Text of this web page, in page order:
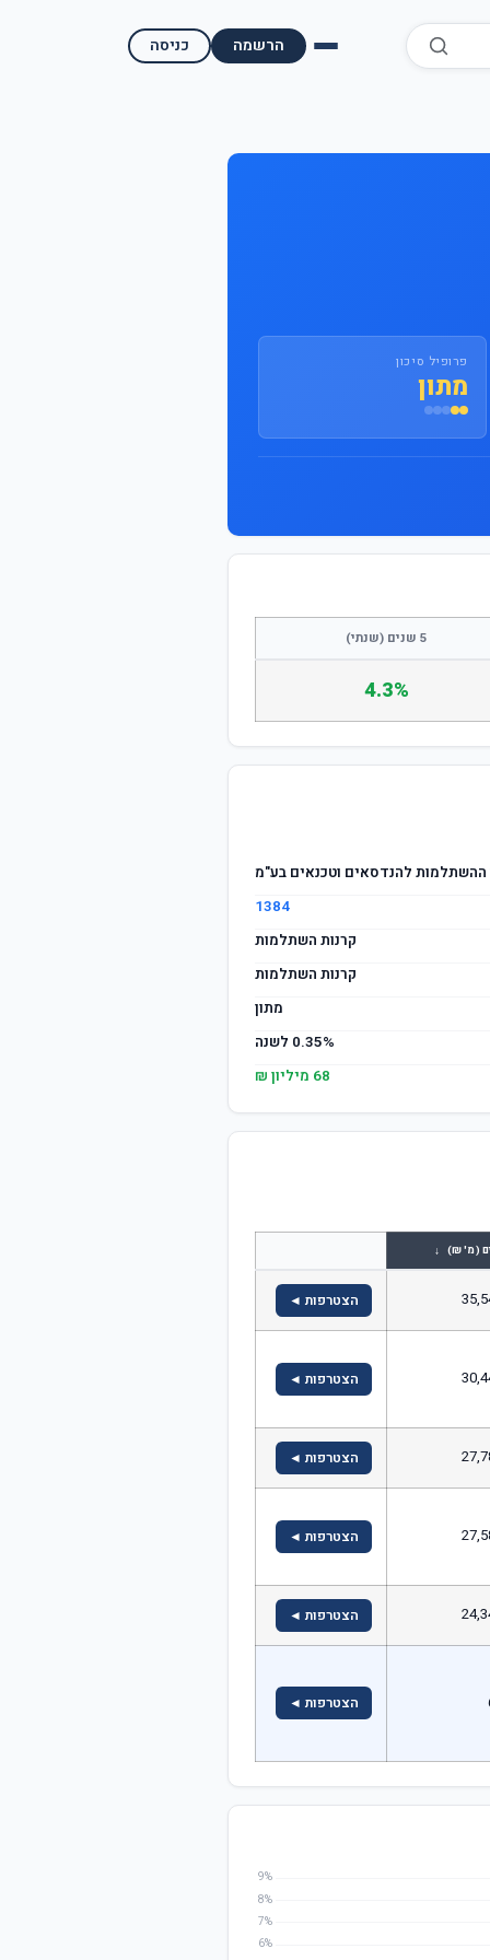
כניסה הרשמה
השוואת בתי השקעות למסחר עצמאי
אודות גמל טופ
פרופיל סיכון
מתון
5 שנים (שנתי)
4.3%
ההשתלמות להנדסאים וטכנאים בע"מ
1384
קרנות השתלמות
קרנות השתלמות
מתון
0.35% לשנה
68 מיליון ₪
(מ' ₪) ↓
הצטרפות ◄
הצטרפות ◄
הצטרפות ◄
הצטרפות ◄
הצטרפות ◄
הצטרפות ◄